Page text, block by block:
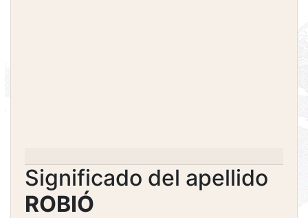
Significado del apellido
ROBIÓ